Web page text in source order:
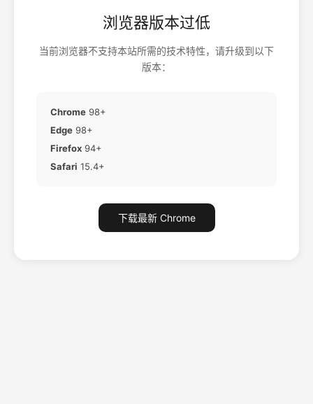
浏览器版本过低
当前浏览器不支持本站所需的技术特性，请升级到以下
版本：
Chrome 98+
Edge 98+
Firefox 94+
Safari 15.4+
下载最新 Chrome